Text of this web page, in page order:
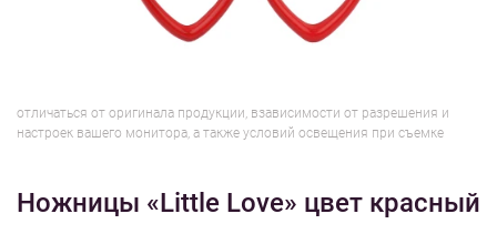
1/3
отличаться от оригинала продукции, взависимости от разрешения и
настроек вашего монитора, а также условий освещения при съемке
Ножницы «Little Love» цвет красный